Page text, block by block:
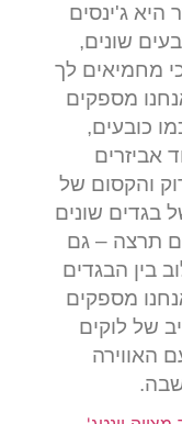
היא ג'ינסים
שונים,
מחמיאים לך
מספקים
כובעים,
אביזרים
והקסום של
4-5 סטים של בגדים שונים
תרצה – גם
בין הבגדים
מספקים
של לוקים
האווירה